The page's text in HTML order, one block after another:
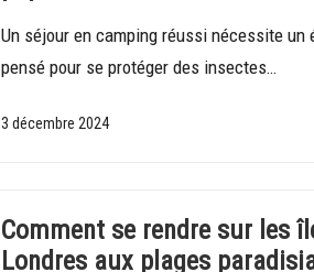
Un séjour en camping réussi nécessite un
pensé pour se protéger des insectes…
3 décembre 2024
Comment se rendre sur les
Londres aux plages